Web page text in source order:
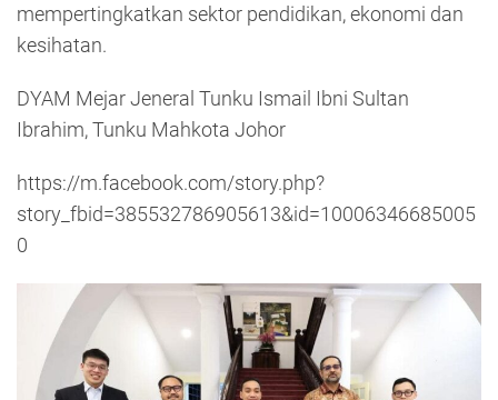
mempertingkatkan sektor pendidikan, ekonomi dan
kesihatan.
DYAM Mejar Jeneral Tunku Ismail Ibni Sultan
Ibrahim, Tunku Mahkota Johor
https://m.facebook.com/story.php?
story_fbid=385532786905613&id=10006346685005
0